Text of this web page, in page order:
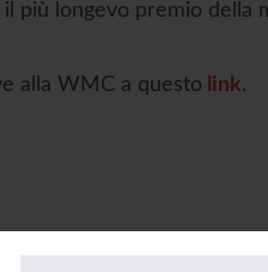
più longevo premio della
alla WMC a questo link.